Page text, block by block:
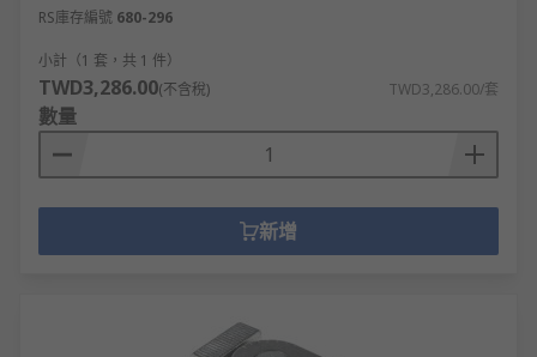
RS庫存編號 680-296
小計（1 套，共 1 件）
TWD3,286.00(不含稅) TWD3,286.00/套
數量
新增